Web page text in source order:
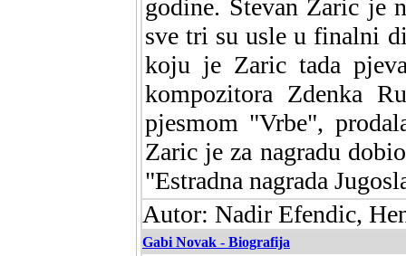
godine. Stevan Zaric je
sve tri su usle u finalni
koju je Zaric tada
kompozitora Zdenka
pjesmom "Vrbe",
Zaric je za nagradu
"Estradna nagrada
Autor: Nadir Efendic,
Gabi Novak - Biografija